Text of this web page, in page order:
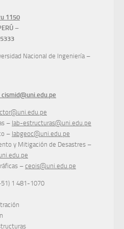
1150
–
Nacional de Ingeniería –
– lab-estructuras@uni.edu.pe
– labgeoc@uni.edu.pe
y Mitigación de Desastres –
–ceois@uni.edu.pe
1 481-1070